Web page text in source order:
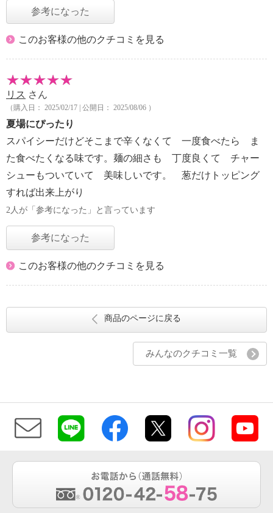
参考になった
このお客様の他のクチコミを見る
リス さん
（購入日： 2025/02/17 | 公開日： 2025/08/06 ）
夏場にぴったり
スパイシーだけどそこまで辛くなくて 一度食べたら ま
た食べたくなる味です。麺の細さも 丁度良くて チャー
シューもついていて 美味しいです。 葱だけトッピング
すれば出来上がり
2人が「参考になった」と言っています
参考になった
このお客様の他のクチコミを見る
商品のページに戻る
みんなのクチコミ一覧